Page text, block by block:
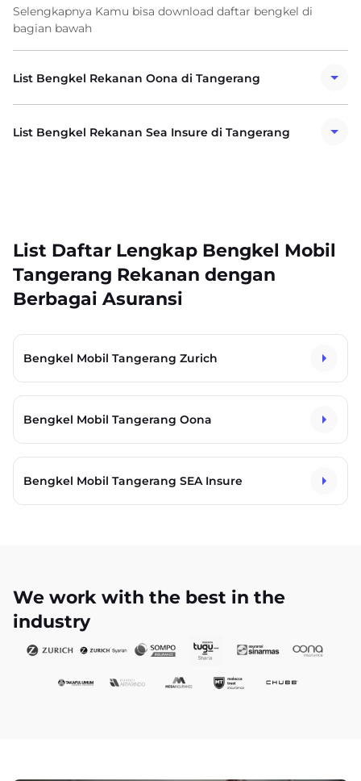
Selengkapnya Kamu bisa download daftar bengkel di
bagian bawah
List Bengkel Rekanan Oona di Tangerang
List Bengkel Rekanan Sea Insure di Tangerang
List Daftar Lengkap Bengkel Mobil
Tangerang Rekanan dengan
Berbagai Asuransi
Bengkel Mobil Tangerang Zurich
Bengkel Mobil Tangerang Oona
Bengkel Mobil Tangerang SEA Insure
We work with the best in the
industry